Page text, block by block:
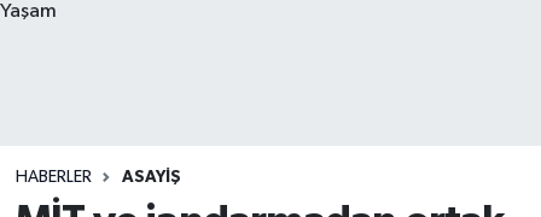
Yaşam
HABERLER ASAYIŞ